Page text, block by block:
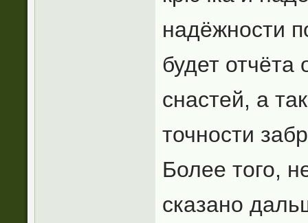
надёжности
будет
снастей, а
точности
Более того,
сказано